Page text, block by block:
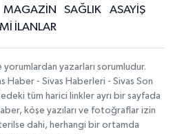
MAGAZİN SAĞLIK
ASAYİŞ
İLANLAR
yorumlardan yazarları sorumludur.
Haber - Sivas Haberleri - Sivas Son
tüm harici linkler ayrı bir sayfada
köşe yazıları ve fotoğraflar izin
dahi, herhangi bir ortamda